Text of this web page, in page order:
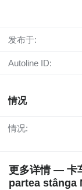
发布于:
Autoline ID:
情况
情况:
更多详情 — 卡
partea stânga